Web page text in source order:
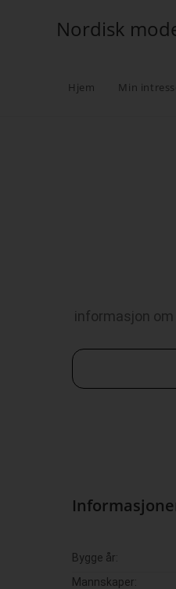
Nordisk
Hjem Min
informasjon om
Bygge år:
Mannskaper: